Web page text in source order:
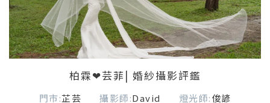
柏霖❤芸菲| 婚紗攝影評鑑
門市:芷芸 攝影師:David 燈光師:俊諺